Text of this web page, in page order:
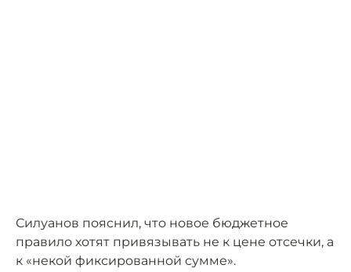
Силуанов пояснил, что новое бюджетное
правило хотят привязывать не к цене отсечки, а
к «некой фиксированной сумме».